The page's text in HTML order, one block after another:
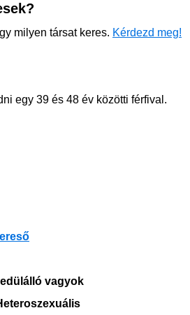
milyen társat keres. Kérdezd meg!
egy 39 és 48 év közötti férfival.
vagyok